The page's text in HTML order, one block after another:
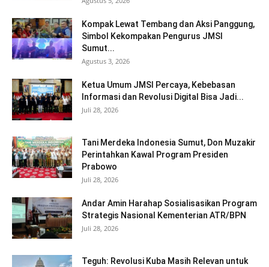
Kompak Lewat Tembang dan Aksi Panggung,
Simbol Kekompakan Pengurus JMSI
Sumut...
Agustus 3, 2026
Ketua Umum JMSI Percaya, Kebebasan
Informasi dan Revolusi Digital Bisa Jadi...
Juli 28, 2026
Tani Merdeka Indonesia Sumut, Don Muzakir
Perintahkan Kawal Program Presiden
Prabowo
Juli 28, 2026
Andar Amin Harahap Sosialisasikan Program
Strategis Nasional Kementerian ATR/BPN
Juli 28, 2026
Teguh: Revolusi Kuba Masih Relevan untuk